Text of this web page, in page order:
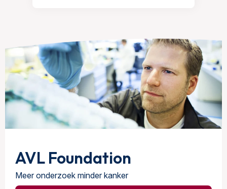
AVL Foundation
Meer onderzoek minder kanker